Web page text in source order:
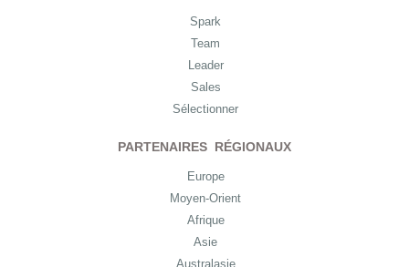
Spark
Team
Leader
Sales
Sélectionner
PARTENAIRES RÉGIONAUX
Europe
Moyen-Orient
Afrique
Asie
Australasie